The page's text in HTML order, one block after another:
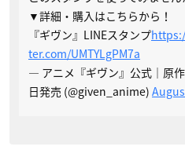
▼詳細・購入はこちらから！
『ギヴン』LINEスタンプ
ter.com/UMTYLgPM7a
— アニメ『ギヴン』公式｜原
日発売 (@given_anime)